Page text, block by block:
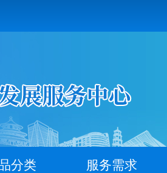
分类 服务需求